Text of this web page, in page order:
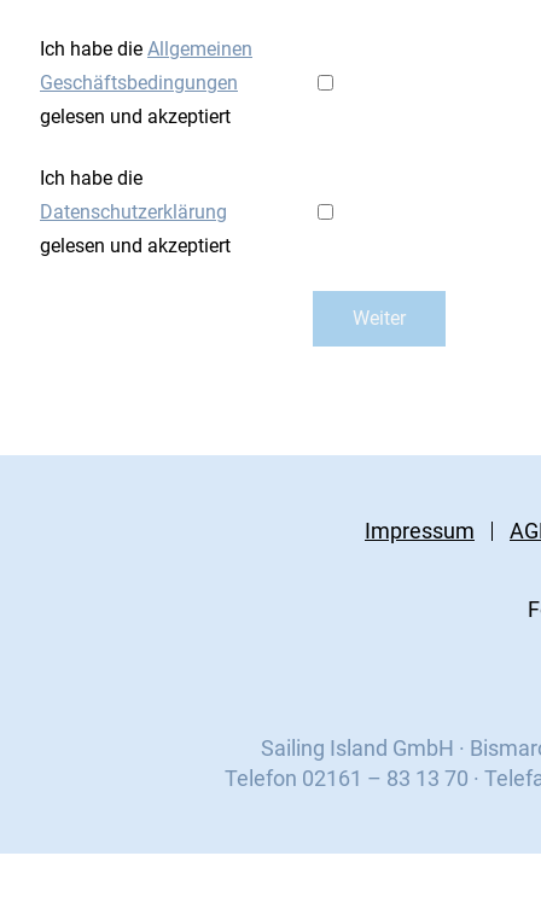
Ich habe die Allgemeinen
Geschäftsbedingungen
gelesen und akzeptiert
Ich habe die
Datenschutzerklärung
gelesen und akzeptiert
Impressum
Sailing Island GmbH ·
Telefon 02161 – 83 13 70 ·